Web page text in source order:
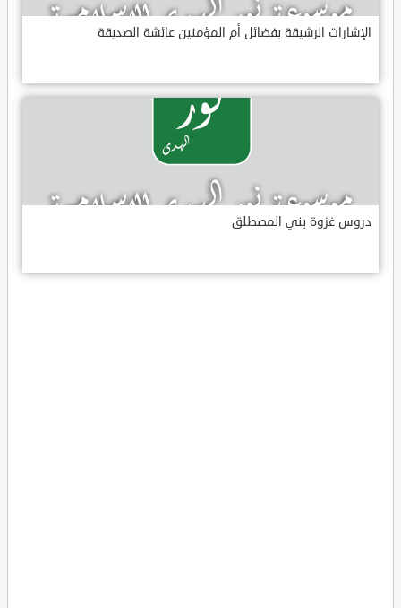
الإشارات الرشيقة بفضائل أم المؤمنين عائشة الصديقة
دروس غزوة بني المصطلق